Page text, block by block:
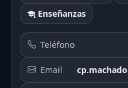
Enseñanzas
Teléfono
Email